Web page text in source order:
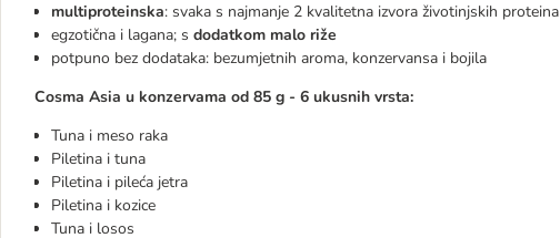
multiproteinska: svaka s najmanje 2 kvalitetna izvora životinjskih proteina
egzotična i lagana; s dodatkom malo riže
potpuno bez dodataka: bezumjetnih aroma, konzervansa i bojila
Cosma Asia u konzervama od 85 g - 6 ukusnih vrsta:
Tuna i meso raka
Piletina i tuna
Piletina i pileća jetra
Piletina i kozice
Tuna i losos